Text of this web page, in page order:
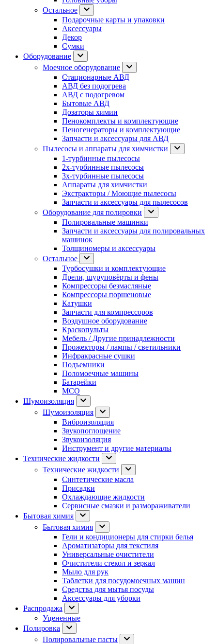
Остальное
Подарочные карты и упаковки
Аксессуары
Декор
Сумки
Оборудование
Моечное оборудование
Стационарные АВД
АВД без подогрева
АВД с подогревом
Бытовые АВД
Дозаторы химии
Пенокомплекты и комплектующие
Пеногенераторы и комплектующие
Запчасти и аксессуары для АВД
Пылесосы и аппараты для химчистки
1-турбинные пылесосы
2х-турбинные пылесосы
3х-турбинные пылесосы
Аппараты для химчистки
Экстракторы / Моющие пылесосы
Запчасти и аксессуары для пылесосов
Оборудование для полировки
Полировальные машинки
Запчасти и аксессуары для полировальных
машинок
Толщиномеры и аксессуары
Остальное
Турбосушки и комплектующие
Дрели, шуруповёрты и фены
Компрессоры безмасляные
Компрессоры поршеновые
Катушки
Запчасти для компрессоров
Воздушное оборудование
Краскопульты
Мебель / Другие принадлежности
Прожекторы / лампы / светильники
Инфракрасные сушки
Подъемники
Поломоечные машины
Батарейки
МСО
Шумоизоляция
Шумоизоляция
Виброизоляция
Звукопоглощение
Звукоизоляция
Инструмент и другие материалы
Технические жидкости
Технические жидкости
Синтетические масла
Присадки
Охлаждающие жидкости
Сервисные смазки и размораживатели
Бытовая химия
Бытовая химия
Гели и кондиционеры для стирки белья
Ароматизаторы для текстиля
Универсальные очистители
Очистители стекол и зеркал
Мыло для рук
Таблетки для посудомоечных машин
Средства для мытья посуды
Аксессуары для уборки
Распродажа
Уцененные
Полировка
Полировальные пасты